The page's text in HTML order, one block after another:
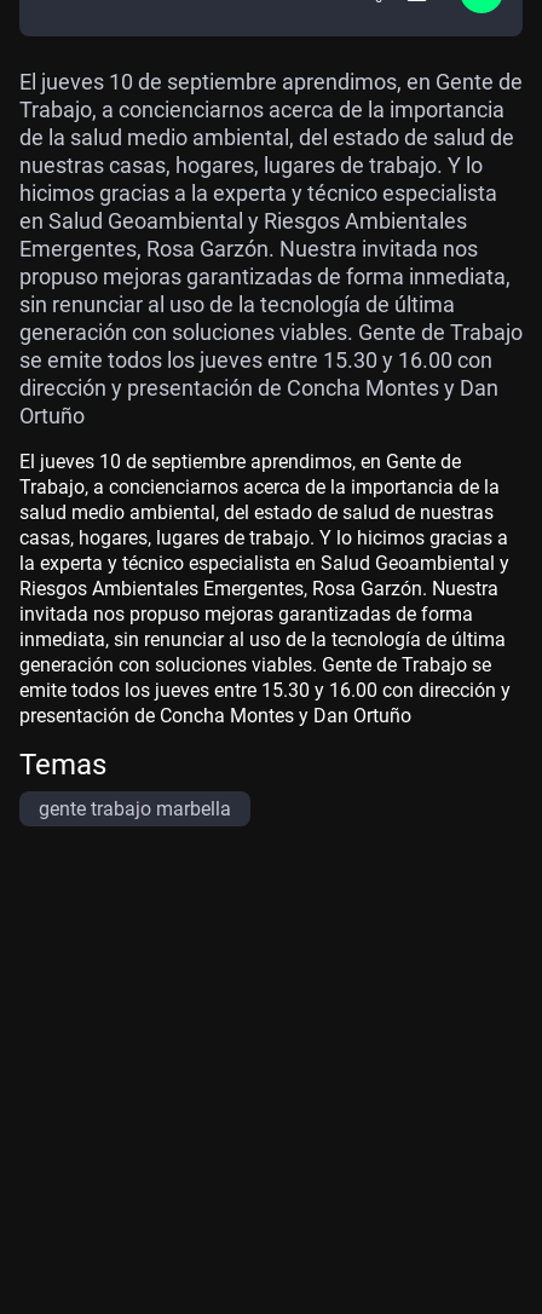
El jueves 10 de septiembre aprendimos, en Gente de
Trabajo, a concienciarnos acerca de la importancia
de la salud medio ambiental, del estado de salud de
nuestras casas, hogares, lugares de trabajo. Y lo
hicimos gracias a la experta y técnico especialista
en Salud Geoambiental y Riesgos Ambientales
Emergentes, Rosa Garzón. Nuestra invitada nos
propuso mejoras garantizadas de forma inmediata,
sin renunciar al uso de la tecnología de última
generación con soluciones viables. Gente de Trabajo
se emite todos los jueves entre 15.30 y 16.00 con
dirección y presentación de Concha Montes y Dan
Ortuño
El jueves 10 de septiembre aprendimos, en Gente de
Trabajo, a concienciarnos acerca de la importancia de la
salud medio ambiental, del estado de salud de nuestras
casas, hogares, lugares de trabajo. Y lo hicimos gracias a
la experta y técnico especialista en Salud Geoambiental y
Riesgos Ambientales Emergentes, Rosa Garzón. Nuestra
invitada nos propuso mejoras garantizadas de forma
inmediata, sin renunciar al uso de la tecnología de última
generación con soluciones viables. Gente de Trabajo se
emite todos los jueves entre 15.30 y 16.00 con dirección y
presentación de Concha Montes y Dan Ortuño
Temas
gente trabajo marbella